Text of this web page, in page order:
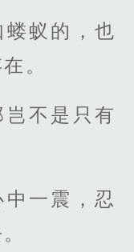
蚁的，也
。
不是只有
一震，忍